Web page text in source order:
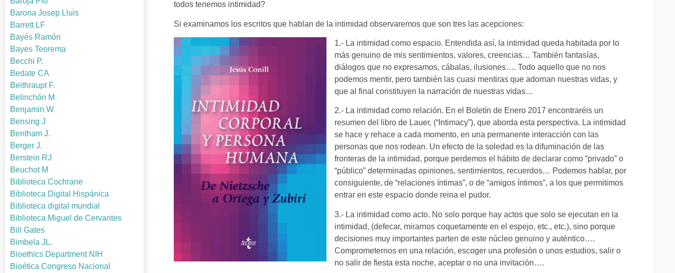
Barona Josep Lluis
Barrett LF
Bayés Ramón
Bayes Teorema
Becchi P.
Bedate CA
Beithraupt F.
Belinchón M
Benjamin W
Bensing J
Bentham J.
Berger J.
Berstein RJ
Beuchot M
Biblioteca Cochrane
Biblioteca Digital Hispánica
Biblioteca digital mundial
Biblioteca Miguel de Cervantes
Bill Gates
Bimbela JL.
Bioethics Department NIH
Bioética Congreso Nacional
todos tenemos intimidad?
Si examinamos los escritos que hablan de la intimidad observaremos que son tres las acepciones:
1.- La intimidad como espacio. Entendida así, la intimidad queda habitada por lo
más genuino de mis sentimientos, valores, creencias… También fantasías,
diálogos que no expresamos, cábalas, ilusiones…. Todo aquello que no nos
podemos mentir, pero también las cuasi mentiras que adornan nuestras vidas, y
que al final constituyen la narración de nuestras vidas…
2.- La intimidad como relación. En el Boletín de Enero 2017 encontraréis un
resumen del libro de Lauer, (“Intimacy”), que aborda esta perspectiva. La intimidad
se hace y rehace a cada momento, en una permanente interacción con las
personas que nos rodean. Un efecto de la soledad es la difuminación de las
fronteras de la intimidad, porque perdemos el hábito de declarar como “privado” o
“público” determinadas opiniones, sentimientos, recuerdos… Podemos hablar, por
consiguiente, de “relaciones íntimas”, o de “amigos íntimos”, a los que permitimos
entrar en este espacio donde reina el pudor.
3.- La intimidad como acto. No solo porque hay actos que solo se ejecutan en la
intimidad, (defecar, mirarnos coquetamente en el espejo, etc., etc.), sino porque
decisiones muy importantes parten de este núcleo genuino y auténtico….
Comprometernos en una relación, escoger una profesión o unos estudios, salir o
no salir de fiesta esta noche, aceptar o no una invitación….